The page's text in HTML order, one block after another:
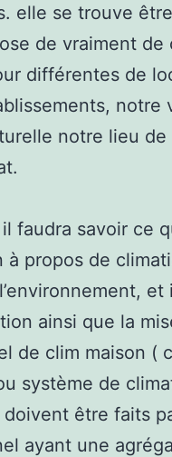
elle se trouve
de vraiment de
différentes de
notre
notre lieu de
faudra savoir ce
à propos de
et
ainsi que la
de clim maison (
système de
être faits
ayant une